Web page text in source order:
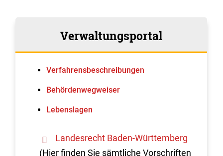
Verwaltungsportal
Verfahrens­beschreibungen
Behördenwegweiser
Lebenslagen
Landesrecht Baden-Württemberg
(Hier finden Sie sämtliche Vorschriften